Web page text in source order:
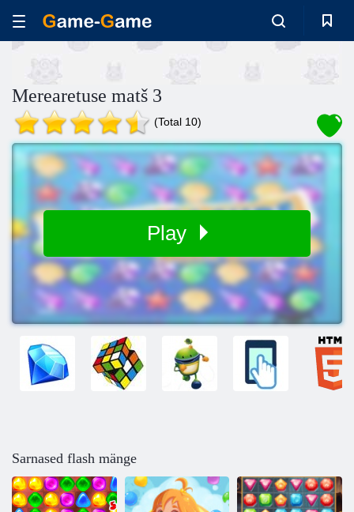
Merearetuse matš 3
(Total 10)
Play
Sarnased flash mänge